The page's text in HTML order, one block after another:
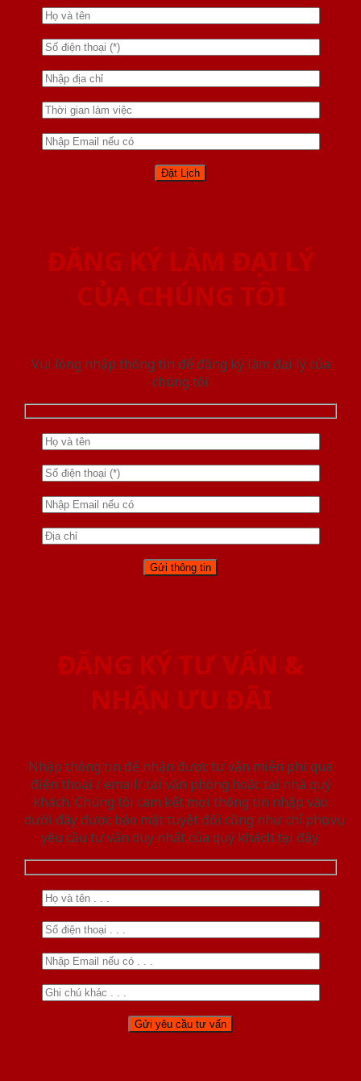
ĐĂNG KÝ LÀM ĐẠI LÝ
CỦA CHÚNG TÔI
Vui lòng nhập thông tin để đăng ký làm đại lý của
chúng tôi
ĐĂNG KÝ TƯ VẤN &
NHẬN ƯU ĐÃI
Nhập thông tin để nhận được tư vấn miễn phí qua
điện thoại / email/ tại văn phòng hoặc tại nhà quý
khách. Chúng tôi cam kết mọi thông tin nhập vào
dưới đây được bảo mật tuyệt đối cũng như chỉ phục vụ
yêu cầu tư vấn duy nhất của quý khách tại đây.